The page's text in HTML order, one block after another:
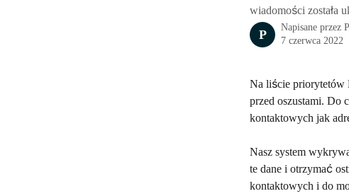
wiadomości została
P
Napisane przez
7 czerwca 2022
Na liście priorytetów
przed oszustami. Do
kontaktowych jak
Nasz system
te dane i otrzymać
kontaktowych i do